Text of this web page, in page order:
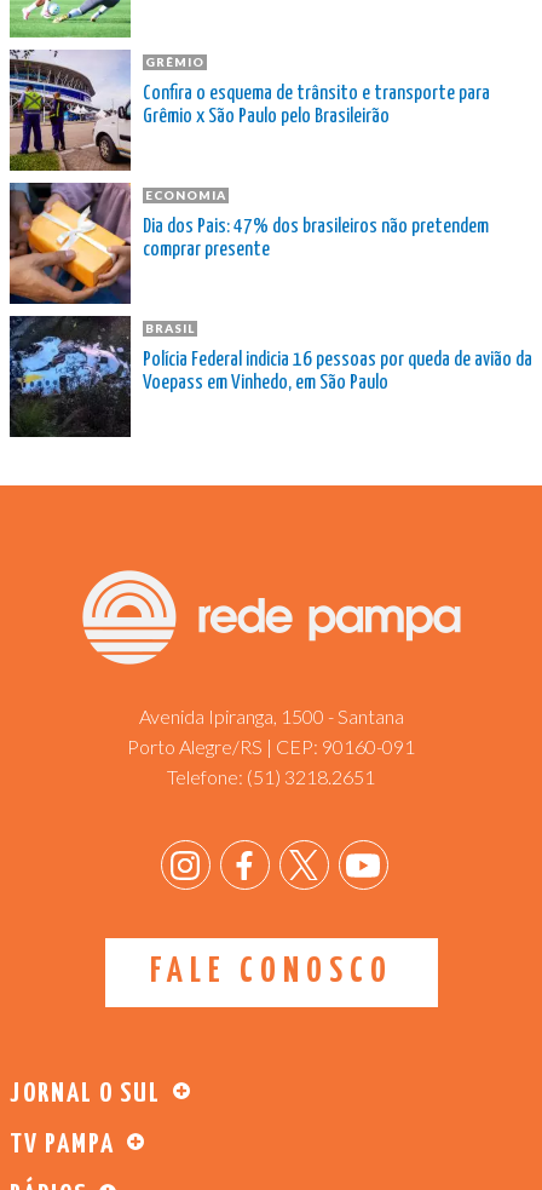
GRÊMIO
Confira o esquema de trânsito e transporte para
Grêmio x São Paulo pelo Brasileirão
ECONOMIA
Dia dos Pais: 47% dos brasileiros não pretendem
comprar presente
BRASIL
Polícia Federal indicia 16 pessoas por queda de avião da
Voepass em Vinhedo, em São Paulo
Avenida Ipiranga, 1500 - Santana
Porto Alegre/RS | CEP: 90160-091
Telefone: (51) 3218.2651
FALE CONOSCO
JORNAL O SUL
TV PAMPA